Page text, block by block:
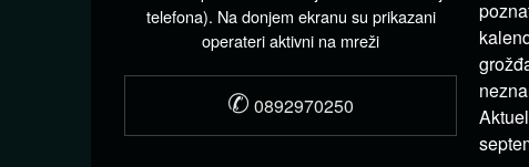
telefona). Na donjem ekranu su prikazani
operateri aktivni na mreži
✆ 0892970250